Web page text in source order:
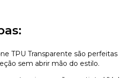
TPU Transparente são perfeitas
sem abrir mão do estilo.